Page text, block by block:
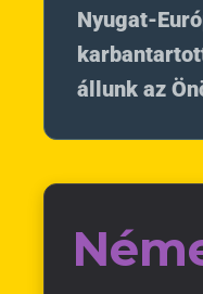
Nyugat-
állunk az